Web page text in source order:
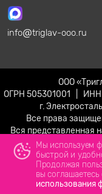
info triglav-ooo.ru
ООО
ОГРН 505301001 | ИНН
г.
Все права
Вся представленная
характер и
Телефон
Мы используем
быстрой и
Продолжая
вы соглашаетесь
использования